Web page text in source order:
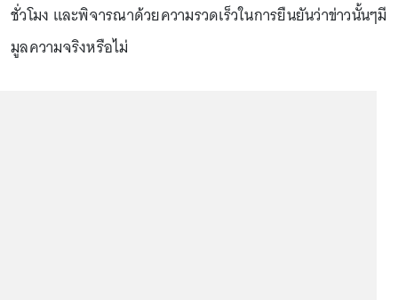
ชั่วโมง และพิจารณาด้วยความรวดเร็วในการยืนยันว่าข่าวนั้นๆมี
มูลความจริงหรือไม่